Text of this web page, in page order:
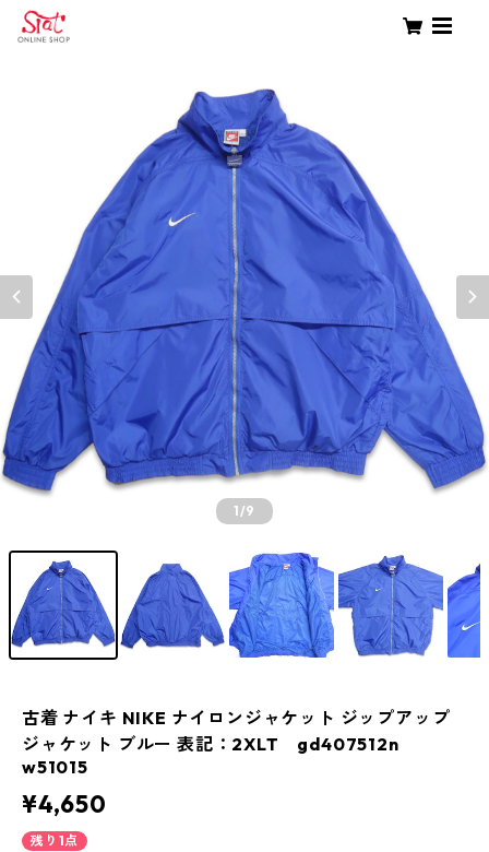
1/9
古着 ナイキ NIKE ナイロンジャケット ジップアップ
ジャケット ブルー 表記：2XLT gd407512n
w51015
¥4,650
残り1点